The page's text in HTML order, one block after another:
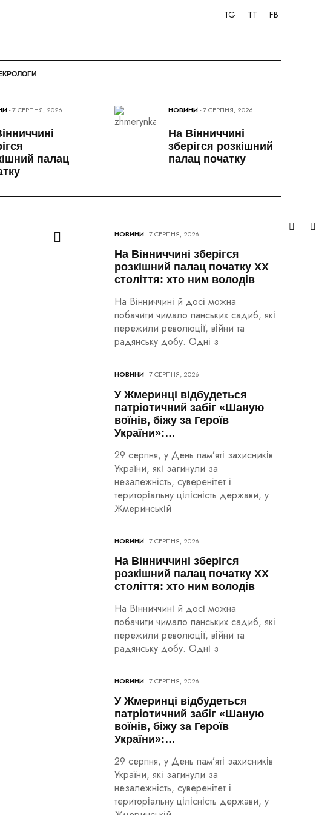
FB
TT
TG
- 7 СЕРПНЯ, 2026
палац
НОВИНИ- 7 СЕРПНЯ, 2026
На Вінниччині
зберігся розкішний
палац початку
НОВИНИ- 7 СЕРПНЯ, 2026
На Вінниччині зберігся
розкішний палац початку ХХ
століття: хто ним володів
На Вінниччині й досі можна
побачити чимало панських садиб, які
пережили революції, війни та
радянську добу. Одні з
НОВИНИ- 7 СЕРПНЯ, 2026
У Жмеринці відбудеться
патріотичний забіг «Шаную
воїнів, біжу за Героїв
України»:…
29 серпня, у День пам’яті захисників
України, які загинули за
незалежність, суверенітет і
територіальну цілісність держави, у
Жмеринській
НОВИНИ- 7 СЕРПНЯ, 2026
На Вінниччині зберігся
розкішний палац початку ХХ
століття: хто ним володів
На Вінниччині й досі можна
побачити чимало панських садиб, які
пережили революції, війни та
радянську добу. Одні з
НОВИНИ- 7 СЕРПНЯ, 2026
У Жмеринці відбудеться
патріотичний забіг «Шаную
воїнів, біжу за Героїв
України»:…
29 серпня, у День пам’яті захисників
України, які загинули за
незалежність, суверенітет і
територіальну цілісність держави, у